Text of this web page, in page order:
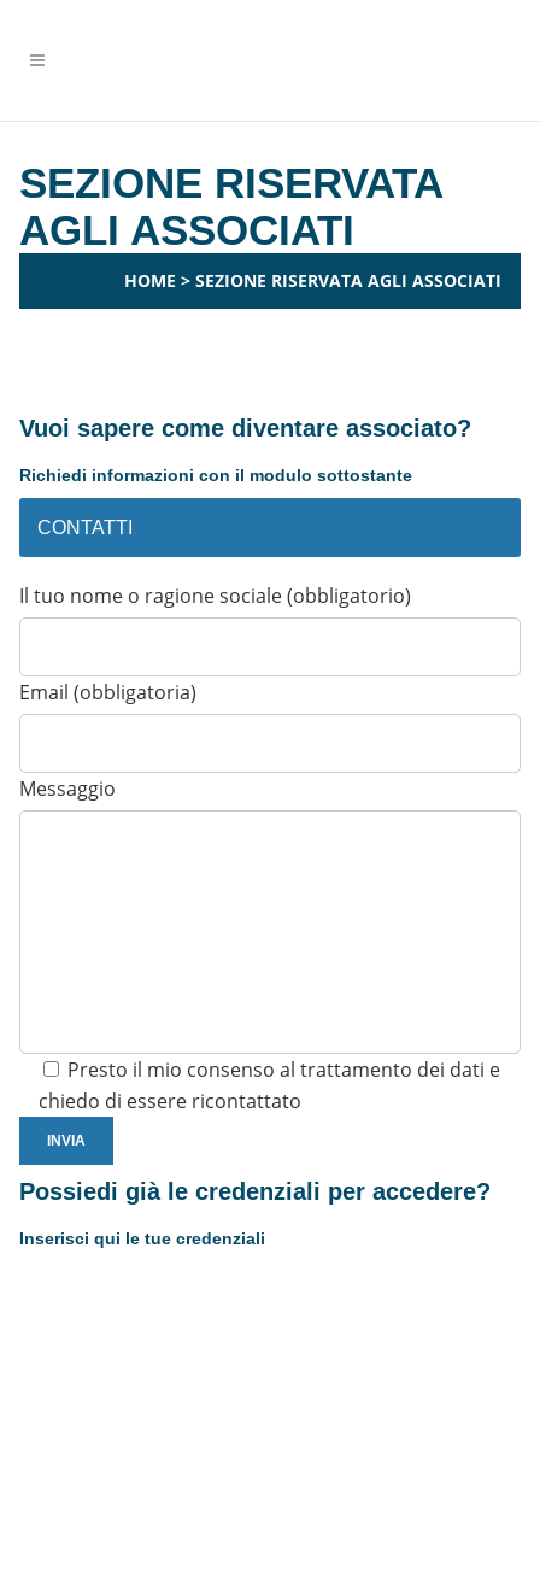
SEZIONE RISERVATA
AGLI ASSOCIATI
HOME > SEZIONE RISERVATA AGLI ASSOCIATI
Vuoi sapere come diventare associato?
Richiedi informazioni con il modulo sottostante
CONTATTI
Il tuo nome o ragione sociale (obbligatorio)
Email (obbligatoria)
Messaggio
Presto il mio consenso al trattamento dei dati e
chiedo di essere ricontattato
Possiedi già le credenziali per accedere?
Inserisci qui le tue credenziali